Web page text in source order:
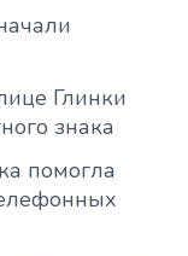
Глинки
знака
помогла